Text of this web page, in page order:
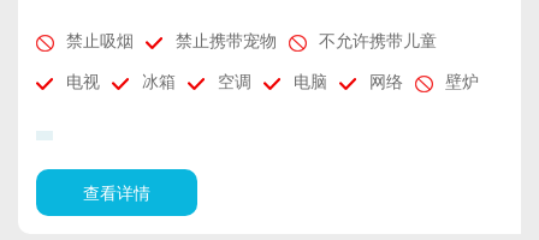
禁止吸烟 禁止携带宠物
不允许携带儿童
电视
冰箱 空调 电脑 网络 壁炉
查看详情